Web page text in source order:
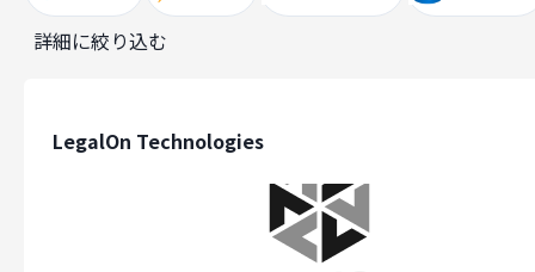
詳細に絞り込む
LegalOn Technologies